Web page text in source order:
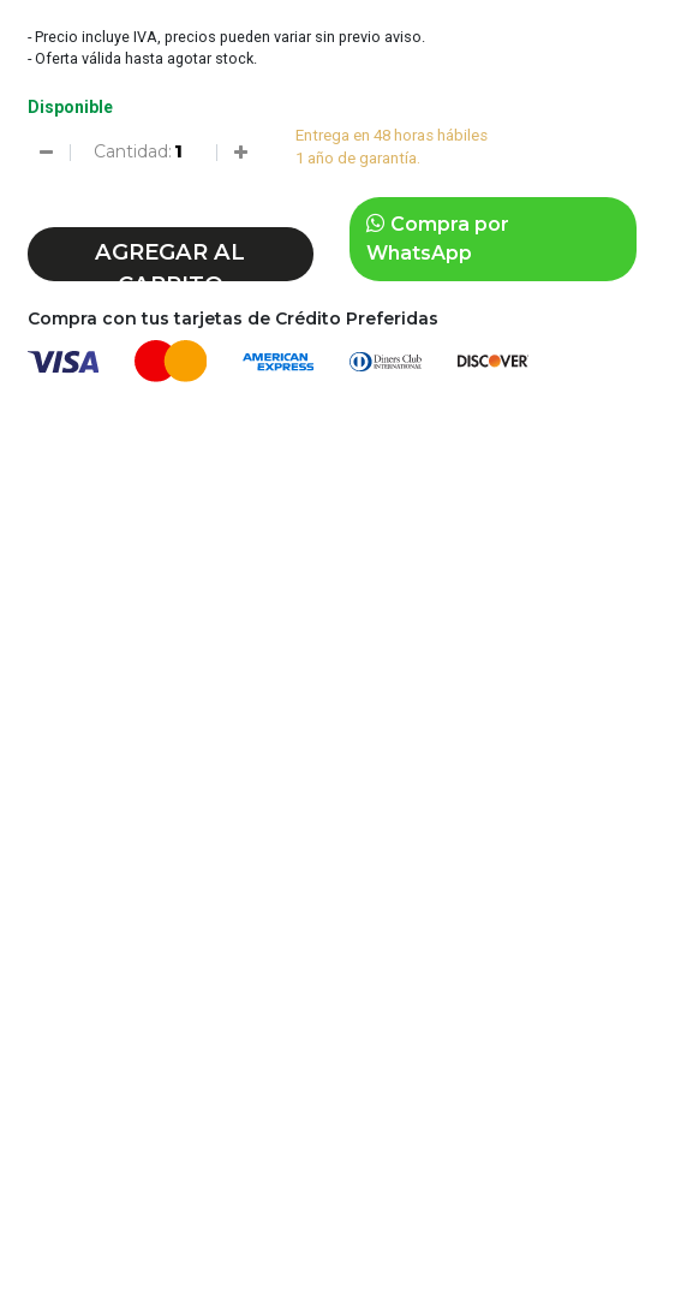
- Precio incluye IVA, precios pueden variar sin previo aviso.
- Oferta válida hasta agotar stock.
Disponible
Cantidad:
Entrega en 48 horas hábiles
1 año de garantía.
AGREGAR AL
CARRITO
Compra por
WhatsApp
Compra con tus tarjetas de Crédito Preferidas